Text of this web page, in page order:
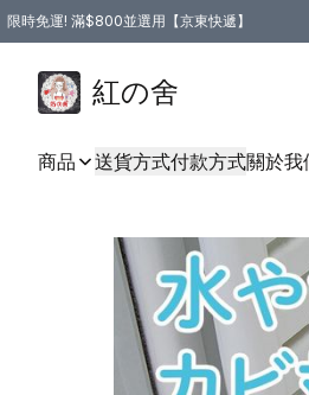
限時免運! 滿$800並選用【京東快遞】
紅の舍
商品 送貨方式付款方式關於我